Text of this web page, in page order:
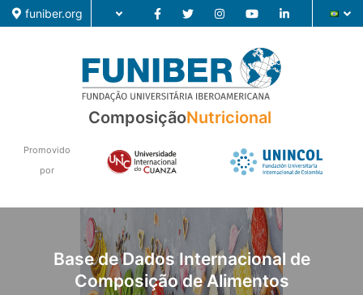
funiber.org
Pesquisa
ComposiçãoNutricional
Promovido
por
Base de Dados Internacional de
Composição de Alimentos